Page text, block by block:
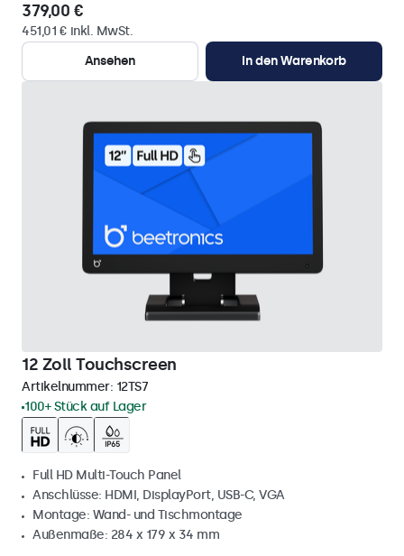
379,00 €
451,01 € inkl. MwSt.
Ansehen
In den Warenkorb
12 Zoll Touchscreen
Artikelnummer: 12TS7
100+ Stück auf Lager
Full HD Multi-Touch Panel
Anschlüsse: HDMI, DisplayPort, USB-C, VGA
Montage: Wand- und Tischmontage
Außenmaße: 284 x 179 x 34 mm